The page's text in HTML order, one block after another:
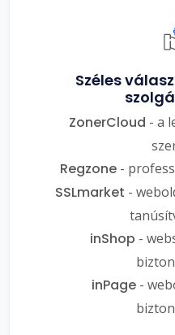
Széles
ZonerCloud - a
Regzone -
SSLmarket -
inShop -
inPage-